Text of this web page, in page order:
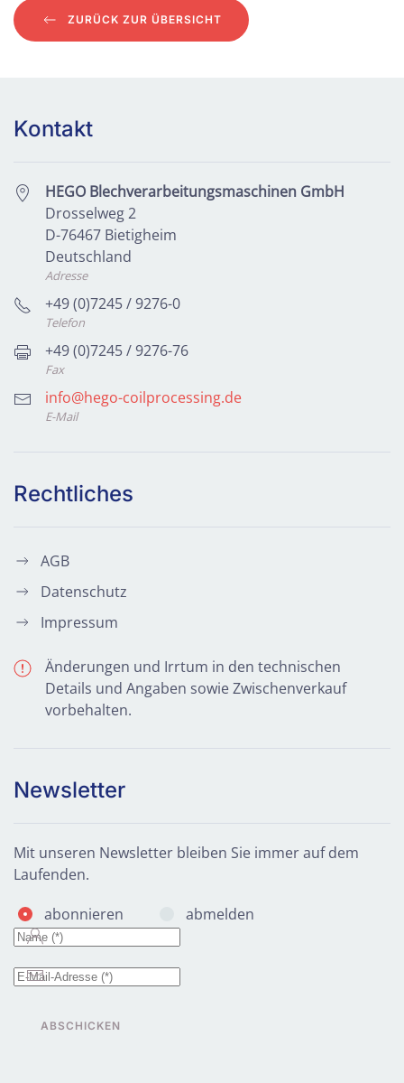
ZURÜCK ZUR ÜBERSICHT
Kontakt
HEGO Blechverarbeitungsmaschinen GmbH
Drosselweg 2
D-76467 Bietigheim
Deutschland
Adresse
+49 (0)7245 / 9276-0
Telefon
+49 (0)7245 / 9276-76
Fax
info@hego-coilprocessing.de
E-Mail
Rechtliches
AGB
Datenschutz
Impressum
Änderungen und Irrtum in den technischen
Details und Angaben sowie Zwischenverkauf
vorbehalten.
Newsletter
Mit unseren Newsletter bleiben Sie immer auf dem
Laufenden.
abonnieren
abmelden
ABSCHICKEN